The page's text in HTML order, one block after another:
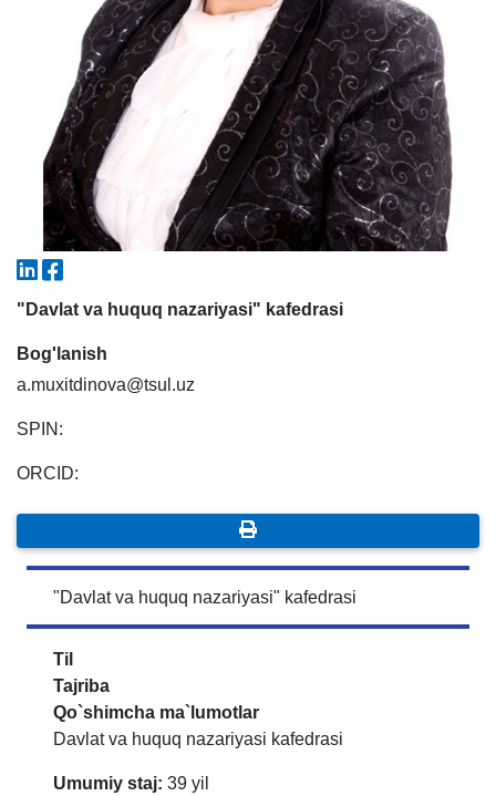
Ism va familiyangiz
Telefon raqamingiz
Pochta
"Davlat va huquq nazariyasi" kafedrasi
Bog'lanish
a.muxitdinova@tsul.uz
SPIN:
ORCID:
"Davlat va huquq nazariyasi" kafedrasi
Til
Tajriba
Qo`shimcha ma`lumotlar
Davlat va huquq nazariyasi kafedrasi
Umumiy staj: 39 yil
5. To'lov-kontrakt (2) 6. Elektron ariza (16)
7. Call-center (4) 8. Bakalavriat kvotasi (3)
✉️ Adminga yozish